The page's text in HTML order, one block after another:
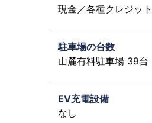
現金／各種クレジッ
駐車場の台数
山麓有料駐車場 39台
EV充電設備
なし